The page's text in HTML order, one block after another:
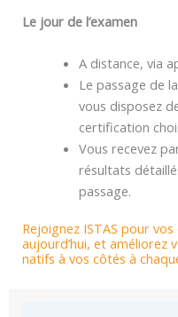
Le jour de l’examen
A distance, via
Le passage de
vous disposez
certification
Vous recevez
résultats
passage.
Rejoignez ISTAS pour
aujourd’hui, et améliorez
natifs à vos côtés à